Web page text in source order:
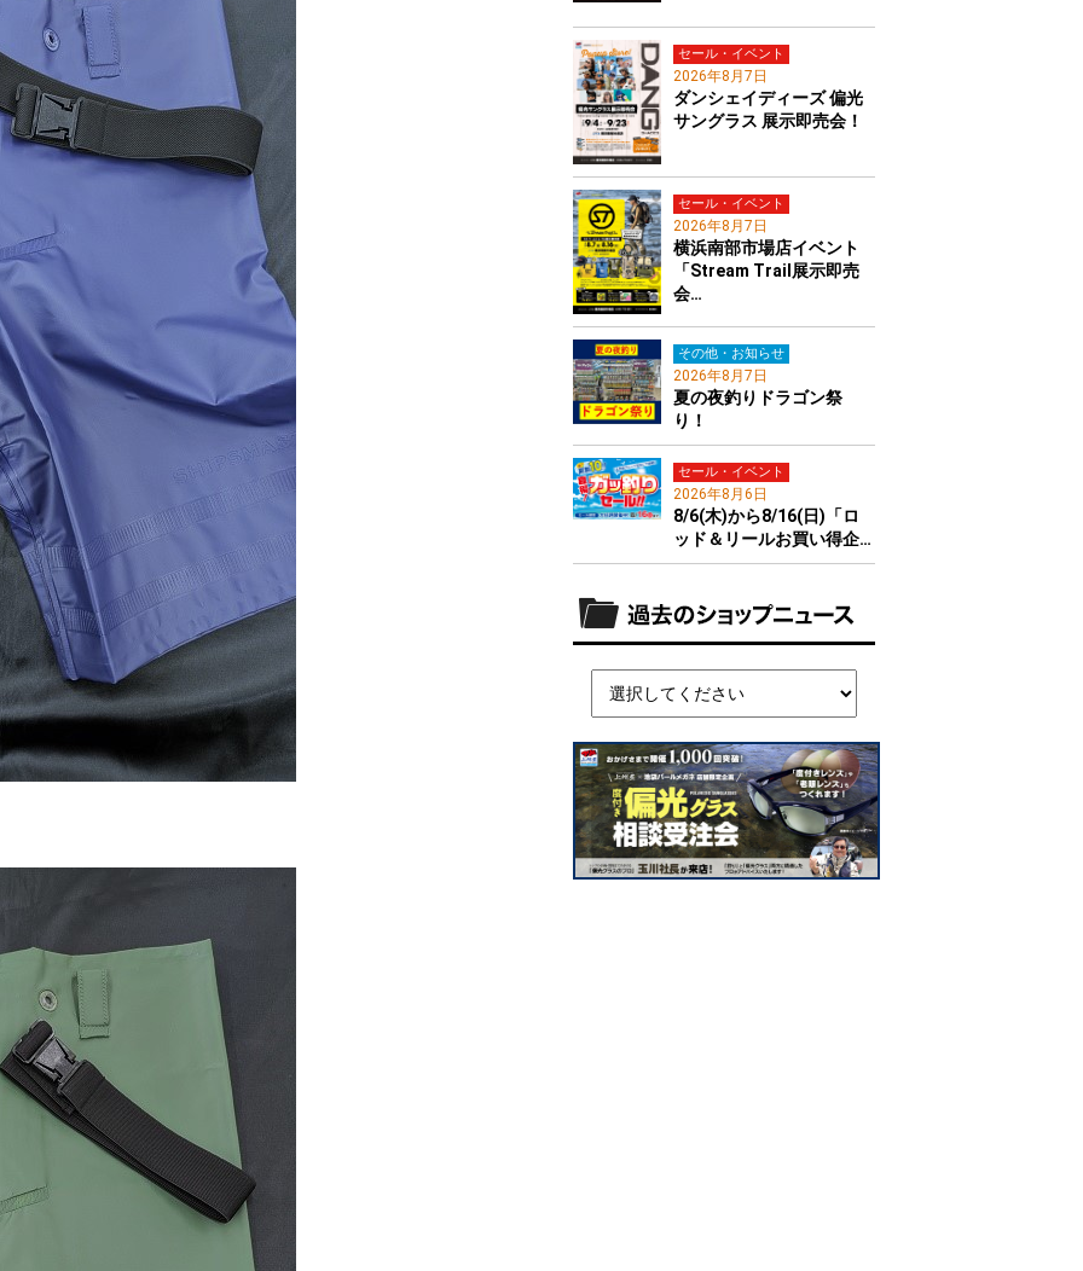
セール・イベント
2026年8月7日
ダンシェイディーズ 偏光
サングラス 展示即売会！
セール・イベント
2026年8月7日
横浜南部市場店イベント
「Stream Trail展示即売
会…
その他・お知らせ
2026年8月7日
夏の夜釣りドラゴン祭
り！
セール・イベント
2026年8月6日
8/6(木)から8/16(日)「ロ
ッド＆リールお買い得企…